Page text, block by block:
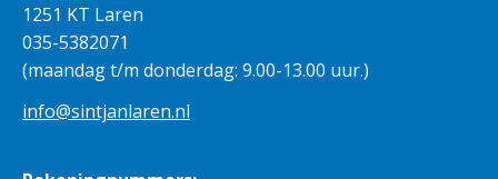
1251 KT Laren
035-5382071
(maandag t/m donderdag: 9.00-13.00 uur.)
info@sintjanlaren.nl